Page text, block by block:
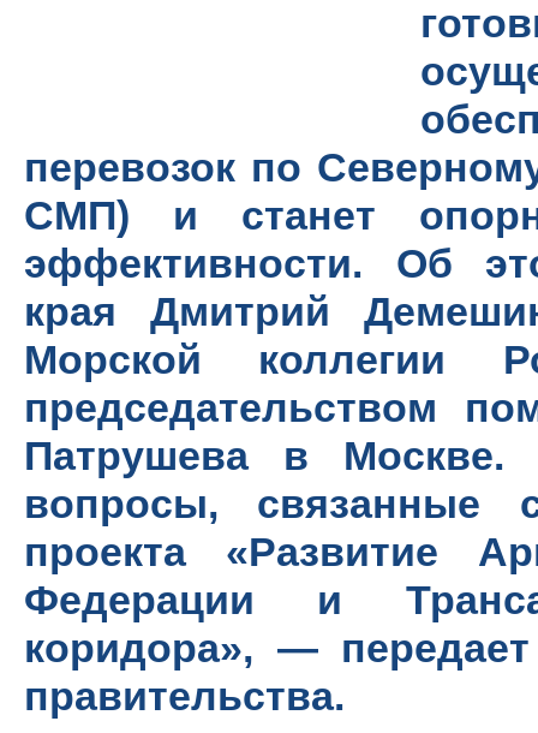
перевозок по
СМП) и станет
эффективности. Об
края Дмитрий
Морской коллегии
председательством
Патрушева в Москве.
вопросы, связанные
проекта «Развитие
Федерации и
коридора», —
правительства.